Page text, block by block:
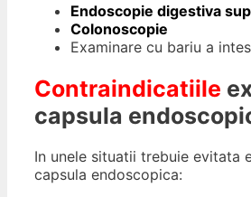
Endoscopie digestiva
Colonoscopie
Examinare cu bariu a
Contraindicatiile
capsula
In unele situatii trebuie evitata
capsula endoscopica: